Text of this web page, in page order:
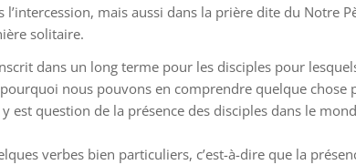
mais aussi dans la prière dite du Notre
solitaire.
dans un long terme pour les disciples pour
nous pouvons en comprendre quelque
est question de la présence des disciples dans le
verbes bien particuliers, c’est-à-dire que la